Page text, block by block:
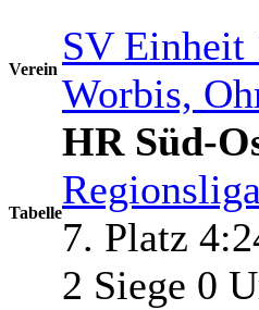
Verein
SV Einheit
Worbis,
Tabelle
HR Süd-
7. Platz
2 Siege 0